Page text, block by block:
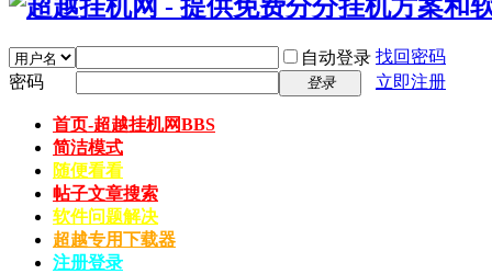
自动登录 找回密码
密码
登录 立即注册
首页-超越挂机网BBS
简洁模式
随便看看
帖子文章搜索
软件问题解决
超越专用下载器
注册登录